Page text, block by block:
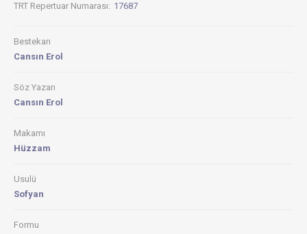
TRT Repertuar Numarası: 17687
Bestekarı
Cansın Erol
Söz Yazarı
Cansın Erol
Makamı
Hüzzam
Usulü
Sofyan
Formu